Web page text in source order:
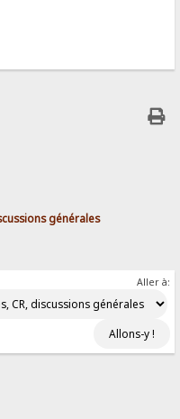
générales
Aller à: